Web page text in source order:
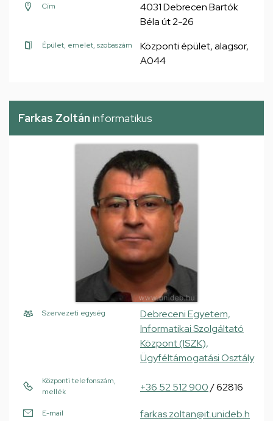
Cím
4031 Debrecen Bartók
Béla út 2-26
Épület, emelet, szobaszám
Központi épület, alagsor,
A044
Farkas Zoltán informatikus
Szervezeti egység
Debreceni Egyetem,
Informatikai Szolgáltató
Központ (ISZK),
Ügyféltámogatási Osztály
Központi telefonszám,
mellék
+36 52 512 900/ 62816
E-mail
farkas.zoltan@it.unideb.h